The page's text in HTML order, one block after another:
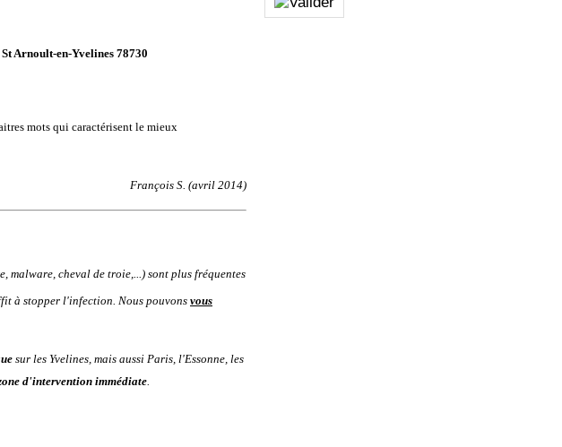
Arnoult-en-Yvelines 78730
mots qui caractérisent le mieux
François S. (avril 2014)
malware, cheval de troie,...) sont plus fréquentes
à stopper l'infection. Nous pouvonsvous
sur les Yvelines, mais aussi Paris, l'Essonne, les
d'intervention immédiate.